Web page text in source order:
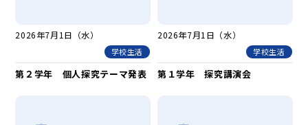
2026年7月1日（水）
学校生活
第２学年 個人探究テーマ発表
2026年7月1日（水）
学校生活
第１学年 探究講演会